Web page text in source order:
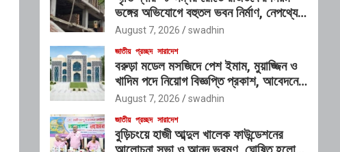
ভঙ্গের অভিযোগে বহুতল ভবন নির্মাণ, নেপথ্যে
প্রভাবশালী চক্রের যোগসাজশের প্রশ্ন
August 7, 2026 swadhin
জাতীয় প্রচ্ছদ সারাদেশ
বরুড়া মডেল মসজিদে পেশ ইমাম, মুয়াজ্জিন ও
খাদিম পদে নিয়োগ বিজ্ঞপ্তি প্রকাশ, আবেদনের
শেষ সময় ১০ আগস্ট
August 7, 2026 swadhin
জাতীয় প্রচ্ছদ সারাদেশ
বুড়িচংয়ে হাজী আব্দুল খালেক ফাউন্ডেশনের